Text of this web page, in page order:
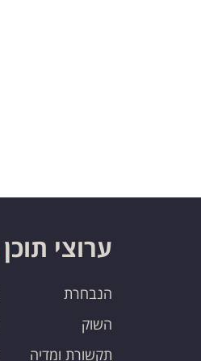
ערוצי תוכן
הנבחרת
השוק
תקשורת ומדיה